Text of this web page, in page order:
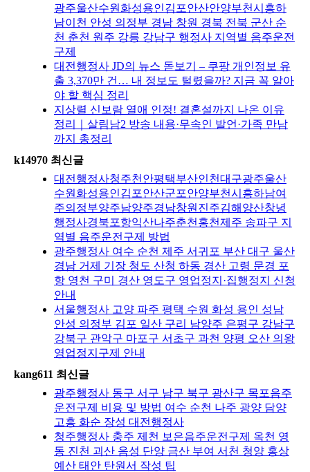
광주울산수원화성용인김포안산안양부천시흥하
남이천 안성 의정부 경남 창원 경북 전북 군산 순
천 춘천 원주 강릉 강남구 행정사 지역별 음주운전
구제
대전행정사 JD의 뉴스 돋보기 – 쿠팡 개인정보 유
출 3,370만 건… 내 정보도 털렸을까? 지금 꼭 알아
야 할 핵심 정리
지상렬 신보람 열애 인정! 결혼설까지 나온 이유
정리｜살림남2 방송 내용·무속인 발언·가족 만남
까지 총정리
k14970 최신글
대전행정사청주천안평택부산인천대구광주울산
수원화성용인김포안산군포안양부천시흥하남여
주의정부양주남양주경남창원진주김해양산창녕
행정사경북포항익산나주춘천홍천제주 송파구 지
역별 음주운전구제 방법
광주행정사 여수 순천 제주 서귀포 부산 대구 울산
경남 거제 기장 청도 산청 하동 경산 고령 문경 포
항 영천 구미 경산 영도구 영업정지·집행정지 신청
안내
서울행정사 고양 파주 평택 수원 화성 용인 성남
안성 의정부 김포 일산 구리 남양주 은평구 강남구
강북구 관악구 마포구 서초구 과천 양평 오산 의왕
영업정지구제 안내
kang611 최신글
광주행정사 동구 서구 남구 북구 광산구 목포음주
운전구제 비용 및 방법 여수 순천 나주 광양 담양
고흥 화순 장성 대전행정사
청주행정사 충주 제천 보은음주운전구제 옥천 영
동 진천 괴산 음성 단양 금산 부여 서천 청양 홍상
예산 태안 탄원서 작성 팁